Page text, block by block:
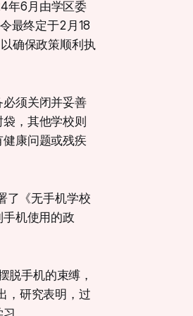
年6月由学区委
最终定于2月18
确保政策顺利执
须关闭并妥善
，其他学校则
康问题或残疾
了《无手机学校
机使用的政
脱手机的束缚，
，研究表明，过
。